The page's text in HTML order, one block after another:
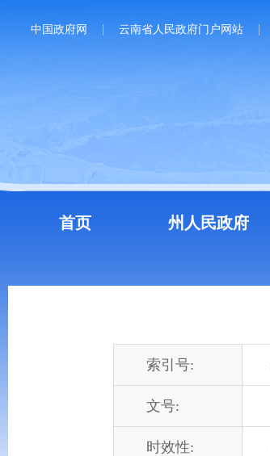
中国政府网 云南省人民政府门户网站
首页 州人民政府
索引号:
文号:
时效性: